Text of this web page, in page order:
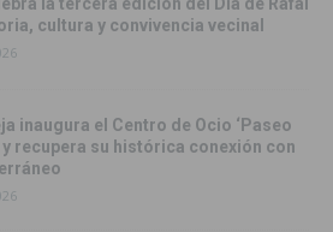
cultura y convivencia vecinal
inaugura el Centro de Ocio ‘Paseo
y recupera su histórica conexión con